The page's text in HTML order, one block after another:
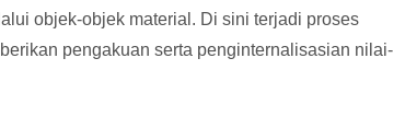
objek-objek material. Di sini terjadi proses
pengakuan serta penginternalisasian nilai-